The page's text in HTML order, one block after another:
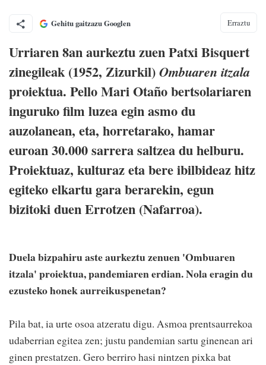
Gehitu gaitzazu Googlen Erraztu
Urriaren 8an aurkeztu zuen Patxi Bisquert
zinegileak (1952, Zizurkil)Ombuaren itzala
proiektua. Pello Mari Otaño bertsolariaren
inguruko film luzea egin asmo du
auzolanean, eta, horretarako, hamar
euroan 30.000 sarrera saltzea du helburu.
Proiektuaz, kulturaz eta bere ibilbideaz hitz
egiteko elkartu gara berarekin, egun
bizitoki duen Errotzen (Nafarroa).
Duela bizpahiru aste aurkeztu zenuen 'Ombuaren
itzala' proiektua, pandemiaren erdian. Nola eragin du
ezusteko honek aurreikuspenetan?
Pila bat, ia urte osoa atzeratu digu. Asmoa prentsaurrekoa
udaberrian egitea zen; justu pandemian sartu ginenean ari
ginen prestatzen. Gero berriro hasi nintzen pixka bat